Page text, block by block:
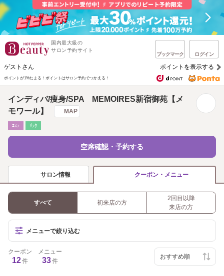
国内最大級の
サロン予約サイト
ブックマーク ログイン
ゲストさん ポイントを表示する
ポイントが1%たまる！ ポイントはサロン予約でつかえる！
インディバ/痩身/SPA MEMOIRES新宿御苑【メ
モワール】
MAP
ｴｽﾃ ﾘﾗｸ
空席確認・予約する
サロン情報 クーポン・メニュー
すべて 初来店の方
2回目以降
来店の方
メニューで絞り込む
クーポン
12件
メニュー
33件